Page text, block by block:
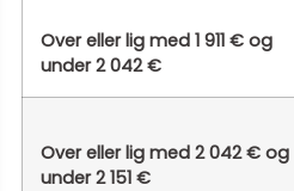
Over eller lig med 1 911 € og
under 2 042 €
Over eller lig med 2 042 € og
under 2 151 €